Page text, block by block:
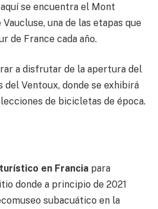
se encuentra el Mont
una de las etapas que
de France cada año.
a disfrutar de la apertura del
del Ventoux, donde se exhibirá
de bicicletas de época.
en Francia para
donde a principio de 2021
subacuático en la